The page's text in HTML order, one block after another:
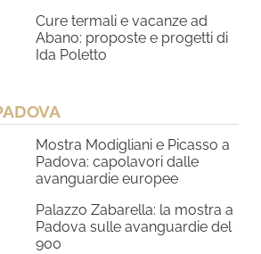
Cure termali e vacanze ad
Abano: proposte e progetti di
Ida Poletto
Mostra Modigliani e Picasso a
Padova: capolavori dalle
avanguardie europee
Palazzo Zabarella: la mostra a
Padova sulle avanguardie del
900